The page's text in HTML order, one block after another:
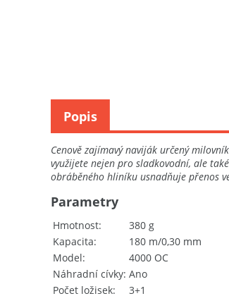
Cenově zajímavý naviják určený
využijete nejen pro sladkovodní, ale
obráběného hliníku usnadňuje přenos
Hmotnost
380 g
Kapacita
180 m/0,30 mm
Model
4000 OC
Náhradní cívky Ano
Počet ložisek
3+1
Parametry
Popis